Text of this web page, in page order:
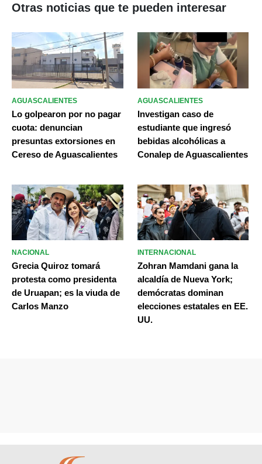
Otras noticias que te pueden interesar
AGUASCALIENTES
Lo golpearon por no pagar
cuota: denuncian
presuntas extorsiones en
Cereso de Aguascalientes
AGUASCALIENTES
Investigan caso de
estudiante que ingresó
bebidas alcohólicas a
Conalep de Aguascalientes
NACIONAL
Grecia Quiroz tomará
protesta como presidenta
de Uruapan; es la viuda de
Carlos Manzo
INTERNACIONAL
Zohran Mamdani gana la
alcaldía de Nueva York;
demócratas dominan
elecciones estatales en EE.
UU.